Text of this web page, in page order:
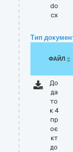
do
cx
Тип
ФАЙЛ
До
да
то
к 4
пр
оє
кт
до